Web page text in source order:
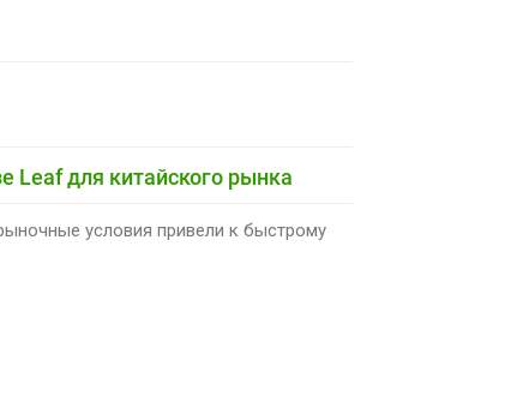
Leaf для китайского рынка
условия привели к быстрому